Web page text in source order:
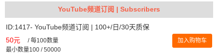
YouTube频道订阅 | Subscribers
ID:1417- YouTube频道订阅 | 100+/日/30天质保
50元 /每100数量
最小数量100 / 50000
加入购物车